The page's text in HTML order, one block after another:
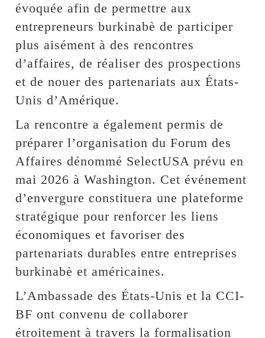
évoquée afin de permettre aux
entrepreneurs burkinabè de participer
plus aisément à des rencontres
d’affaires, de réaliser des prospections
et de nouer des partenariats aux États-
Unis d’Amérique.
La rencontre a également permis de
préparer l’organisation du Forum des
Affaires dénommé SelectUSA prévu en
mai 2026 à Washington. Cet événement
d’envergure constituera une plateforme
stratégique pour renforcer les liens
économiques et favoriser des
partenariats durables entre entreprises
burkinabè et américaines.
L’Ambassade des États-Unis et la CCI-
BF ont convenu de collaborer
étroitement à travers la formalisation